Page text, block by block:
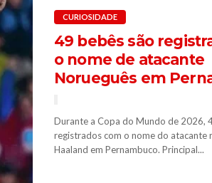
CURIOSIDADE
49 bebês são
o nome de atacante
Norueguês em
Durante a Copa do Mundo de 2026,
registrados com o nome do atacante
Haaland em Pernambuco. Principal...